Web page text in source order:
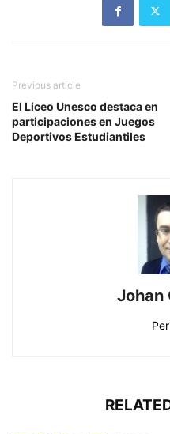
Previous article
El Liceo Unesco destaca en
participaciones en Juegos
Deportivos Estudiantiles
Johan